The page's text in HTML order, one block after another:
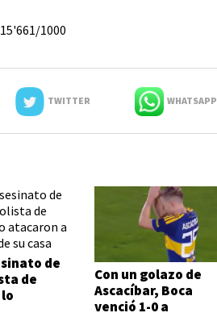
1000
TWITTER WHATSAPP
de
de
Con un golazo de
Ascacíbar, Boca
venció 1-0 a